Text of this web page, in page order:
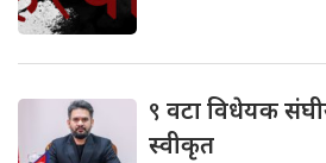
९ वटा विधेयक
स्वीकृत